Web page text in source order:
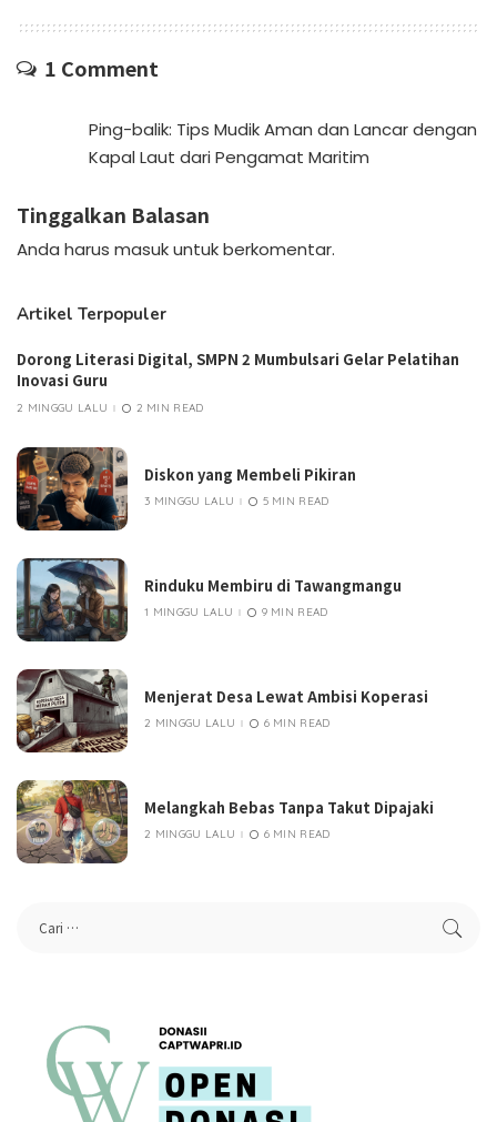
1 Comment
Ping-balik: Tips Mudik Aman dan Lancar dengan
Kapal Laut dari Pengamat Maritim
Tinggalkan Balasan
Anda harus masukuntuk berkomentar.
Artikel Terpopuler
Dorong Literasi Digital, SMPN 2 Mumbulsari Gelar Pelatihan
Inovasi Guru
2 MINGGU LALU 2 MIN READ
Diskon yang Membeli Pikiran
3 MINGGU LALU 5 MIN READ
Rinduku Membiru di Tawangmangu
1 MINGGU LALU 9 MIN READ
Menjerat Desa Lewat Ambisi Koperasi
2 MINGGU LALU 6 MIN READ
Melangkah Bebas Tanpa Takut Dipajaki
2 MINGGU LALU 6 MIN READ